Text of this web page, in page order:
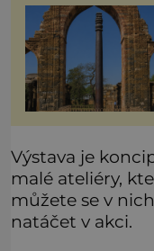
Výstava je
malé ateliéry,
můžete se v
natáčet v akci.